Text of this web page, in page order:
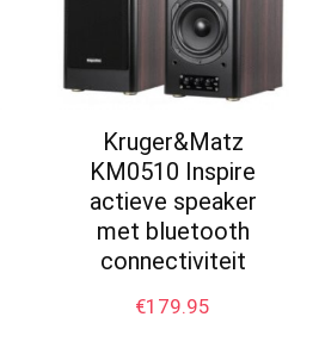
Kruger&Matz
KM0510 Inspire
actieve speaker
met bluetooth
connectiviteit
€179.95